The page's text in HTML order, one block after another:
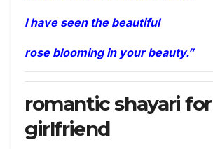
I have seen the beautiful
rose blooming in your beauty.”
romantic shayari for
girlfriend